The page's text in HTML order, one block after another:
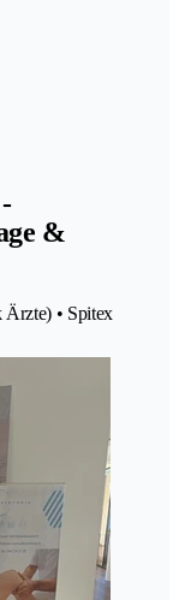
&
Ärzte) • Spitex